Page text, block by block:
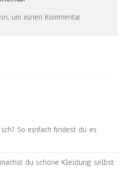
um einen Kommentar
So einfach findest du es
du schöne Kleidung selbst